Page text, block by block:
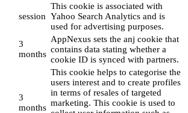
session
This cookie is associated with
Yahoo Search Analytics and is
used for advertising purposes.
3
months
AppNexus sets the anj cookie that
contains data stating whether a
cookie ID is synced with partners.
3
months
This cookie helps to categorise the
users interest and to create profiles
in terms of resales of targeted
marketing. This cookie is used to